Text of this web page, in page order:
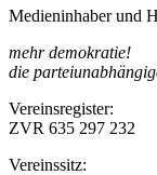
Medieninhaber und
mehr demokratie!
die
Vereinsregister:
ZVR 635 297 232
Vereinssitz: